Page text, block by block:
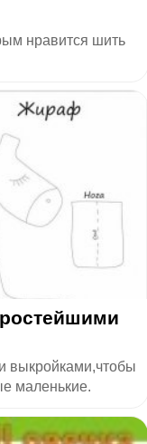
нравится шить
выкройками,чтобы
маленькие.